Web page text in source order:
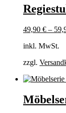
49,90 € –
inkl. MwSt.
zzgl.